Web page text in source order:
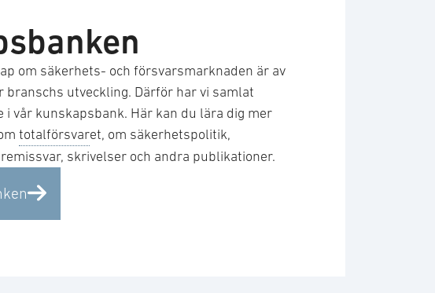
om säkerhets- och försvarsmarknaden är av
branschs utveckling. Därför har vi samlat
i vår kunskapsbank. Här kan du lära dig mer
totalförsvaret, om säkerhetspolitik,
skrivelser och andra publikationer.